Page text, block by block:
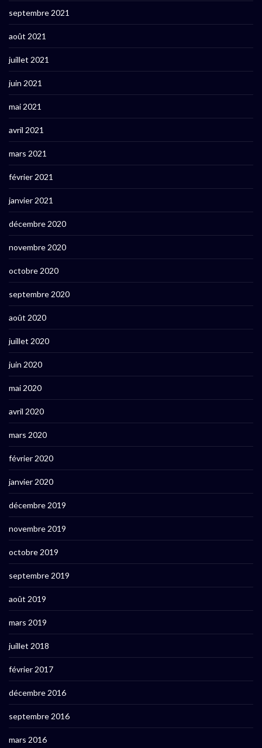
septembre 2021
août 2021
juillet 2021
juin 2021
mai 2021
avril 2021
mars 2021
février 2021
janvier 2021
décembre 2020
novembre 2020
octobre 2020
septembre 2020
août 2020
juillet 2020
juin 2020
mai 2020
avril 2020
mars 2020
février 2020
janvier 2020
décembre 2019
novembre 2019
octobre 2019
septembre 2019
août 2019
mars 2019
juillet 2018
février 2017
décembre 2016
septembre 2016
mars 2016